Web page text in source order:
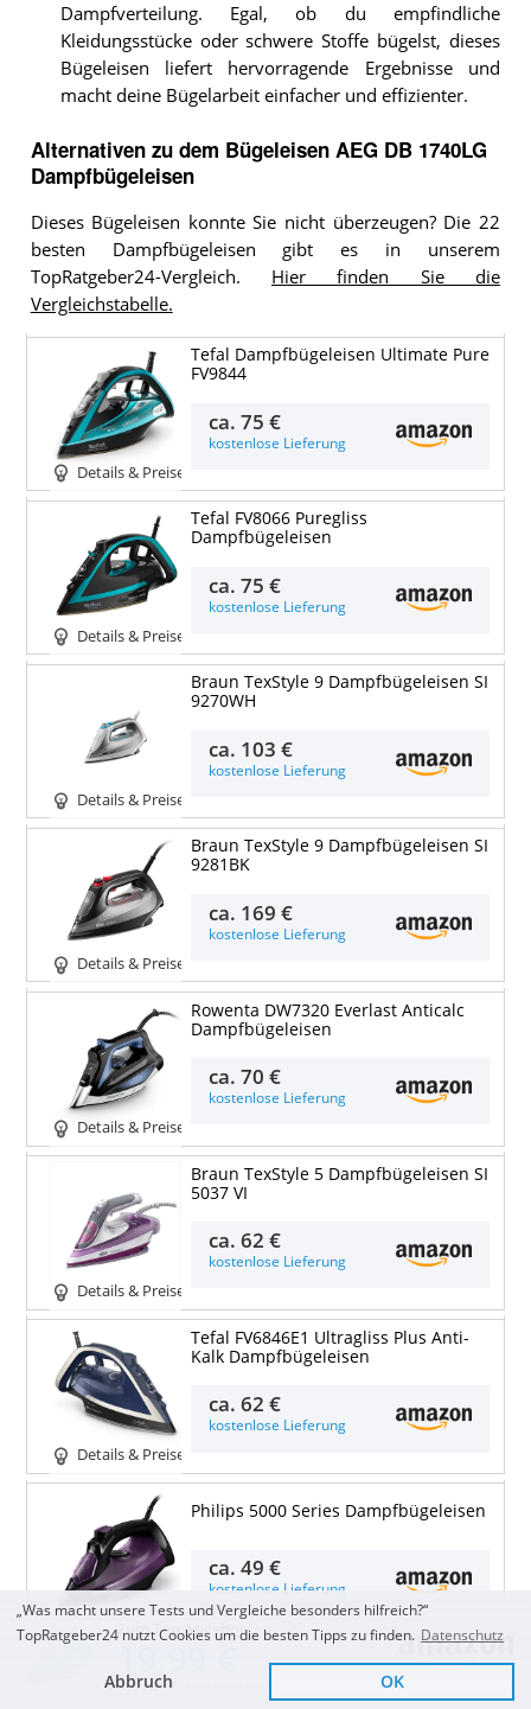
Zum Top Angebot
KOSTENLOSE LIEFERUNG
Dampfverteilung. Egal, ob du empfindliche
Kleidungsstücke oder schwere Stoffe bügelst, dieses
Bügeleisen liefert hervorragende Ergebnisse und
macht deine Bügelarbeit einfacher und effizienter.
Alternativen zu dem Bügeleisen AEG DB 1740LG
Dampfbügeleisen
Dieses Bügeleisen konnte Sie nicht überzeugen? Die 22
besten Dampfbügeleisen gibt es in unserem
TopRatgeber24-Vergleich. Hier finden Sie die
Vergleichstabelle.
Details & Preise
Tefal Dampfbügeleisen Ultimate Pure
FV9844
ca.75 €
kostenlose Lieferung
Details & Preise
Tefal FV8066 Puregliss
Dampfbügeleisen
ca.75 €
kostenlose Lieferung
Details & Preise
Braun TexStyle 9 Dampfbügeleisen SI
9270WH
ca. 103 €
kostenlose Lieferung
Details & Preise
Braun TexStyle 9 Dampfbügeleisen SI
9281BK
ca. 169 €
kostenlose Lieferung
Details & Preise
Rowenta DW7320 Everlast Anticalc
Dampfbügeleisen
ca.70 €
kostenlose Lieferung
Details & Preise
Braun TexStyle 5 Dampfbügeleisen SI
5037 VI
ca.62 €
kostenlose Lieferung
Details & Preise
Tefal FV6846E1 Ultragliss Plus Anti-
Kalk Dampfbügeleisen
ca.62 €
kostenlose Lieferung
Details & Preise
Philips 5000 Series Dampfbügeleisen
ca.49 €
kostenlose Lieferung
Philips Azur 7000 Serie
„Was macht unsere Tests und Vergleiche besonders hilfreich?“
TopRatgeber24 nutzt Cookies um die besten Tipps zu finden. Datenschutz
Abbruch OK